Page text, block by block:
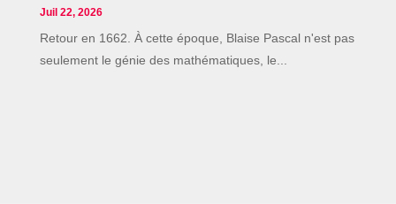
Juil 22, 2026
Retour en 1662. À cette époque, Blaise Pascal n'est pas
seulement le génie des mathématiques, le...